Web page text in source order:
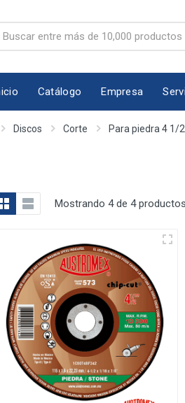
Catálogo Empresa
Discos Corte Para piedra 4 1/
Mostrando 4 de 4 productos